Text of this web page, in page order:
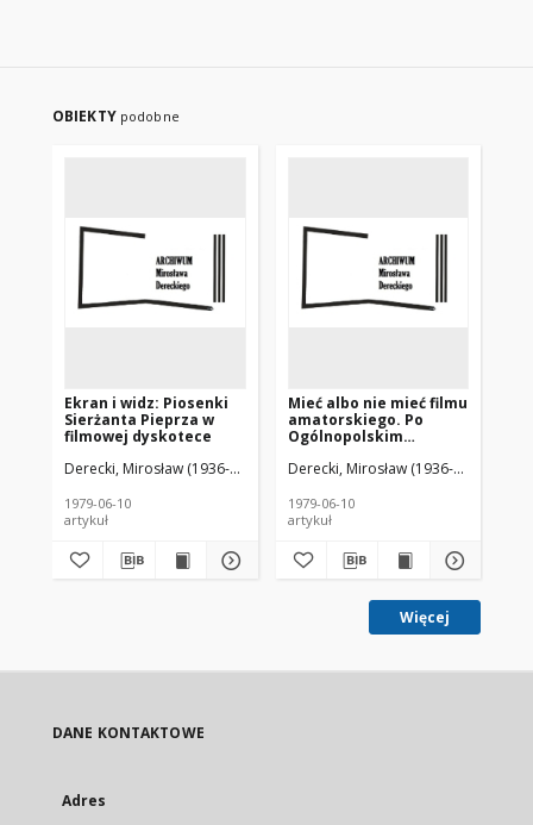
OBIEKTY podobne
Ekran i widz: Piosenki
Sierżanta Pieprza w
filmowej dyskotece
Derecki, Mirosław (1936-1998)
1979-06-10
artykuł
Mieć albo nie mieć filmu
amatorskiego. Po
Ogólnopolskim
Działaczy
Artystycznego
Derecki, Mirosław (1936-1998)
1979-06-10
artykuł
Więcej
DANE KONTAKTOWE
Adres